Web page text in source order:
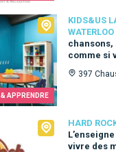
& APPRENDRE
KIDS&US
WATERLOO
chansons,
comme si
397
school - Waterloo
HARD
vivre des